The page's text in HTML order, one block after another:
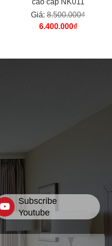
cao cấp NK011
Giá: 8.500.000₫
6.400.000₫
Subscribe
Youtube